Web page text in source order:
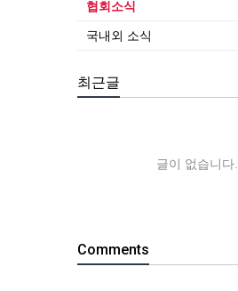
협회소식
국내외 소식
최근글
글이 없습니다.
Comments